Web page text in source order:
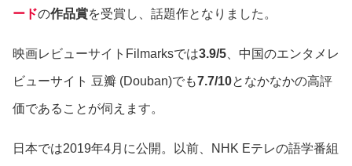
ードの作品賞を受賞し、話題作となりました。
映画レビューサイトFilmarksでは3.9/5 、中国のエンタメレ
ビューサイト 豆瓣 (Douban)でも7.7/10となかなかの高評
価であることが伺えます。
日本では2019年4月に公開。以前、NHK Eテレの語学番組